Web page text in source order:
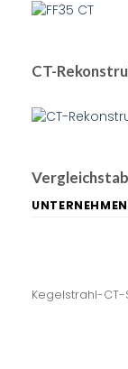
CT-
UNTERNEHMEN
Kegelstrahl-CT-